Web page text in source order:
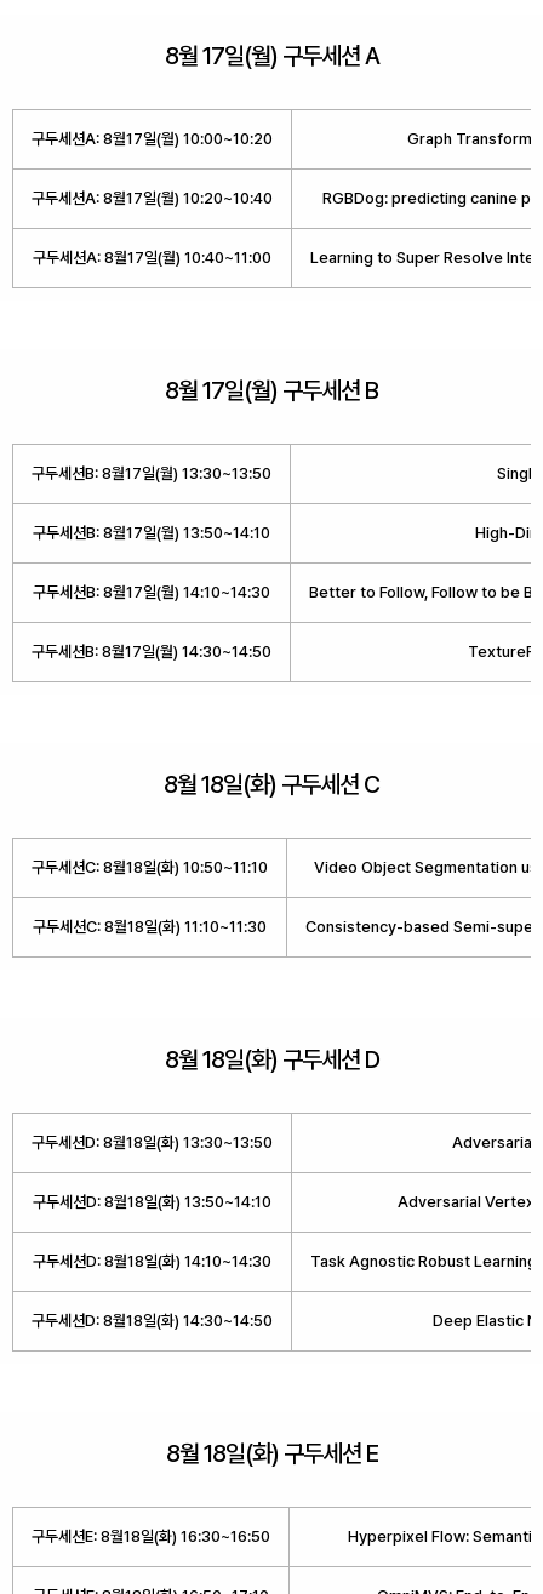
8월 17일(월) 구두세션 A
구두세션A: 8월17일(월) 10:00~10:20 Graph
구두세션A: 8월17일(월) 10:20~10:40 RGBDog: predicting canine
구두세션A: 8월17일(월) 10:40~11:00 Learning to Super Resolve
8월 17일(월) 구두세션 B
구두세션B: 8월17일(월) 13:30~13:50
구두세션B: 8월17일(월) 13:50~14:10 High-
구두세션B: 8월17일(월) 14:10~14:30 Better to Follow, Follow to be
구두세션B: 8월17일(월) 14:30~14:50
8월 18일(화) 구두세션 C
구두세션C: 8월18일(화) 10:50~11:10 Video Object Segmentation
구두세션C: 8월18일(화) 11:10~11:30 Consistency-based Semi-
8월 18일(화) 구두세션 D
구두세션D: 8월18일(화) 13:30~13:50 Adversarial
구두세션D: 8월18일(화) 13:50~14:10 Adversarial Vertex
구두세션D: 8월18일(화) 14:10~14:30 Task Agnostic Robust
구두세션D: 8월18일(화) 14:30~14:50 Deep Elastic
8월 18일(화) 구두세션 E
구두세션E: 8월18일(화) 16:30~16:50 Hyperpixel Flow: